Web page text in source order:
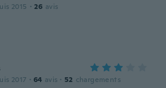
2015 · 26 avis
2017 · 64 avis · 52 chargements